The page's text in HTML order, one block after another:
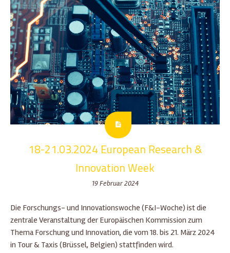
18-21.03.2024 European Research &
Innovation Week
19 Februar 2024
Die Forschungs- und Innovationswoche (F&I-Woche) ist die
zentrale Veranstaltung der Europäischen Kommission zum
Thema Forschung und Innovation, die vom 18. bis 21. März 2024
in Tour & Taxis (Brüssel, Belgien) stattfinden wird.